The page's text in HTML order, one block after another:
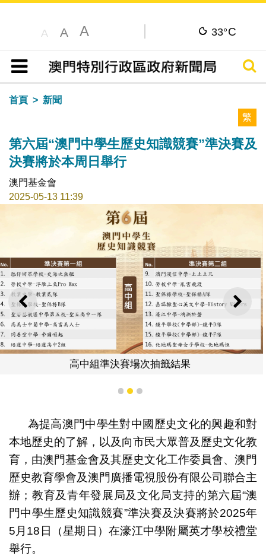
A A A 33°C
目錄
搜尋
首頁
新聞
繁
第六屆“澳門中學生歷史知識競賽”準決賽及
決賽將於本周日舉行
澳門基金會
2025-05-13 11:39
上一則 下一
高中組準決賽場次抽籤結果
1 2 3
為提高澳門中學生對中國歷史文化的興趣和對
本地歷史的了解，以及向市民大眾普及歷史文化教
育，由澳門基金會及其歷史文化工作委員會、澳門
歷史教育學會及澳門廣播電視股份有限公司聯合主
辦；教育及青年發展局及文化局支持的第六屆“澳
門中學生歷史知識競賽”準決賽及決賽將於2025年
5月18日（星期日）在濠江中學附屬英才學校禮堂
舉行。